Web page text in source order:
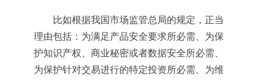
比如根据我国市场监管总局的规定，正当
理由包括：为满足产品安全要求所必需、为保
护知识产权、商业秘密或者数据安全所必需、
为保护针对交易进行的特定投资所必需、为维